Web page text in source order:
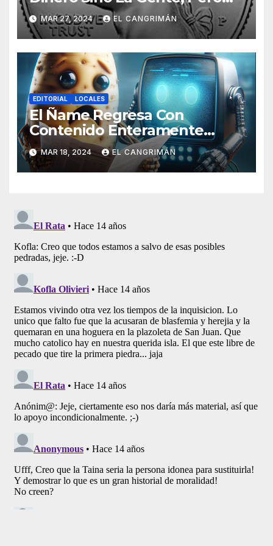
Pregunta: «¿De Verdad No
Tendrán Una Pejetita?»
MAR 27, 2024 EL CANGRIMÁN
EDITORIAL LOCALES
El Ñame Regresa Con
Contenido Enteramente
Generado Por Inteligencia
Artificial
MAR 18, 2024 EL CANGRIMÁN